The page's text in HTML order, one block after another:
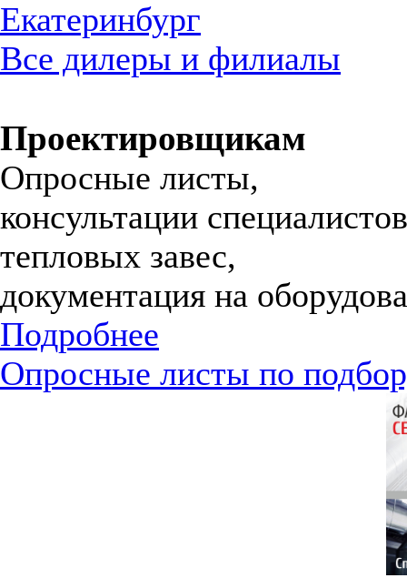
Екатеринбург
Все дилеры и филиалы
Проектировщикам
Опросные листы,
консультации
тепловых завес,
документация на
Подробнее
Опросные листы по